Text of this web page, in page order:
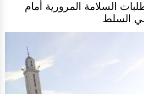
السلامة المرورية أمام
السلط